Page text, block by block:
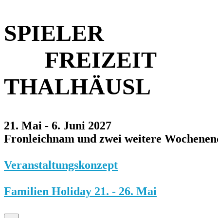
SPIELER
FREIZEIT
THALHÄUSL
21. Mai - 6. Juni 2027
Fronleichnam und zwei weitere
Veranstaltungskonzept
Familien Holiday 21. - 26. Mai